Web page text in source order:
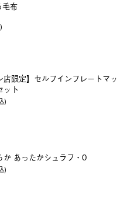
毛布
店限定】セルフインフレートマッ
ット
)
か あったかシュラフ・0
)